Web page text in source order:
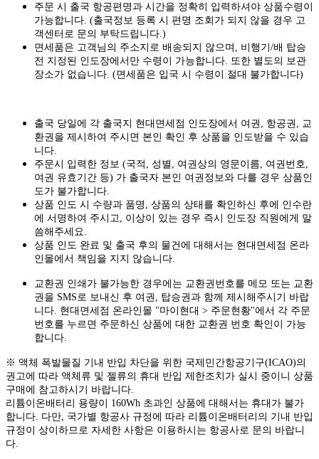
주문 시 출국 항공편명과 시간을 정확히 입력하셔야 상품수령이
가능합니다. (출국정보 등록 시 편명 조회가 되지 않을 경우 고
객센터로 문의 부탁드립니다.)
면세품은 고객님의 주소지로 배송되지 않으며, 비행기/배 탑승
전 지정된 인도장에서만 수령이 가능합니다. 또한 별도의 보관
장소가 없습니다. (면세품은 입국 시 수령이 절대 불가합니다)
출국 당일에 각 출국지 현대면세점 인도장에서 여권, 항공권, 교
환권을 제시하여 주시면 본인 확인 후 상품을 인도받을 수 있습
니다.
주문시 입력한 정보 (국적, 성별, 여권상의 영문이름, 여권번호,
여권 유효기간 등) 가 출국자 본인 여권정보와 다를 경우 상품인
도가 불가합니다.
상품 인도 시 수량과 품명, 상품의 상태를 확인하신 후에 인수란
에 서명하여 주시고, 이상이 있는 경우 즉시 인도장 직원에게 말
씀해주세요.
상품 인도 완료 및 출국 후의 물건에 대해서는 현대면세점 온라
인몰에서 책임을 지지 않습니다.
교환권 인쇄가 불가능한 경우에는 교환권번호를 메모 또는 교환
권을 SMS로 보내신 후 여권, 탑승권과 함께 제시해주시기 바랍
니다. 현대면세점 온라인몰 "마이현대 > 주문현황"에서 각 주문
번호를 누르면 주문하신 상품에 대한 교환권 번호 확인이 가능
합니다.
※ 액체 폭발물질 기내 반입 차단을 위한 국제민간항공기구(ICAO)의
권고에 따라 액체류 및 젤류의 휴대 반입 제한조치가 실시 중이니 상품
구매에 참고하시기 바랍니다.
리튬이온배터리 용량이 160Wh 초과인 상품에 대해서는 휴대가 불가
합니다. 다만, 국가별 항공사 규정에 따라 리튬이온배터리의 기내 반입
규정이 상이하므로 자세한 사항은 이용하시는 항공사로 문의 바랍니
다.